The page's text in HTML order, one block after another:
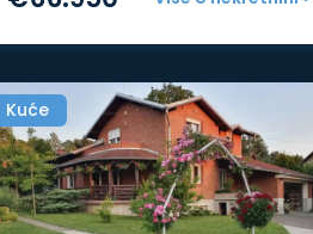
Kuće